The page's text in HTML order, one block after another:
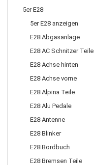
5er E28
5er E28 anzeigen
E28 Abgasanlage
E28 AC Schnitzer Teile
E28 Achse hinten
E28 Achse vorne
E28 Alpina Teile
E28 Alu Pedale
E28 Antenne
E28 Blinker
E28 Bordbuch
E28 Bremsen Teile